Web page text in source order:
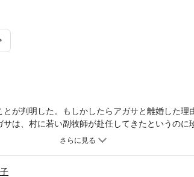
とが判明した。もしかしたらアガサと離婚した
は、村に若い副牧師が赴任してきたというのに
って、村の女性たちが放っておくわけがなく、日